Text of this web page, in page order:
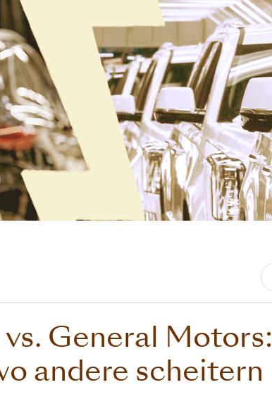
General Motors:
andere scheitern